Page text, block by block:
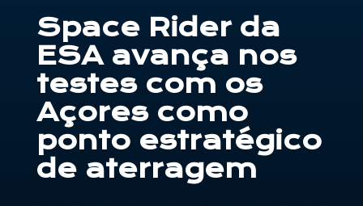
Space Rider da
ESA avança nos
testes com os
Açores como
ponto estratégico
de aterragem